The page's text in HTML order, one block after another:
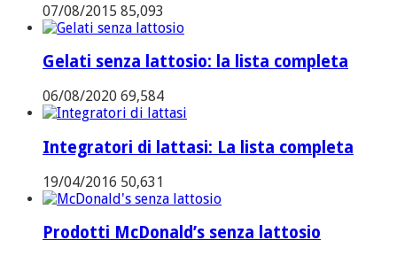
07/08/2015 85,093
Gelati senza lattosio: la lista completa
06/08/2020 69,584
Integratori di lattasi: La lista completa
19/04/2016 50,631
Prodotti McDonald’s senza lattosio